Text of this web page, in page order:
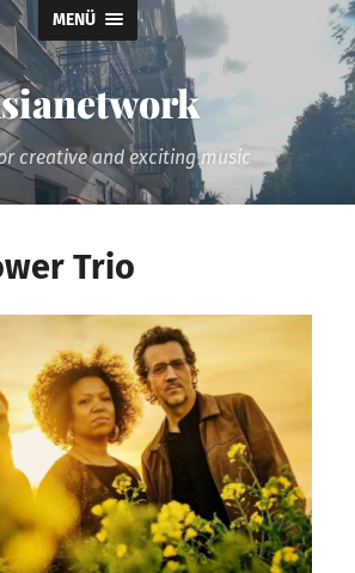
MENÜ
creative and exciting music
Trio